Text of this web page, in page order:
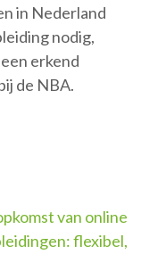
in Nederland
nodig,
erkend
de NBA.
van online
flexibel,